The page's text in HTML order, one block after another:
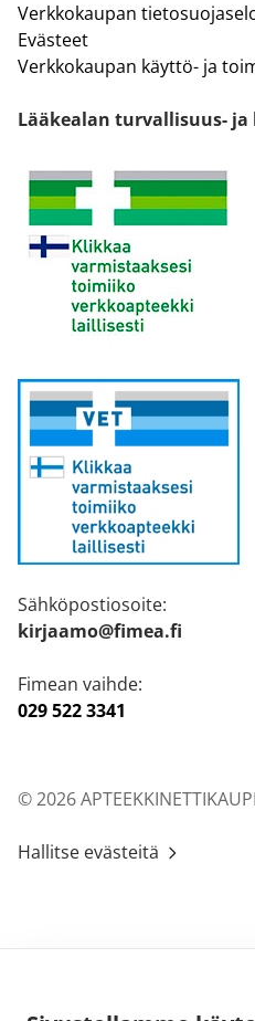
Verkkokaupan
Evästeet
Verkkokaupan käyttö- ja
Lääkealan turvallisuus-
Sähköpostiosoite:
kirjaamo@fimea.fi
Fimean vaihde:
029 522 3341
© 2026
Hallitse evästeitä